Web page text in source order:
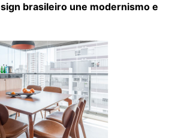
brasileiro une modernismo e